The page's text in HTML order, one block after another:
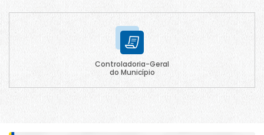
Controladoria-Geral
do Município